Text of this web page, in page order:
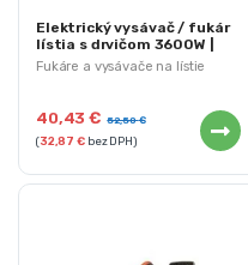
Fukáre a vysávače na lístie
Elektrický vysávač / fukár
lístia s drvičom 3600W |
KD5144
40,43€ 52,50€
(32,87€bez DPH)